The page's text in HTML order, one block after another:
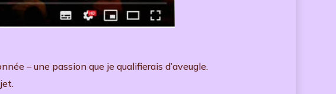
– une passion que je qualifierais d’aveugle.